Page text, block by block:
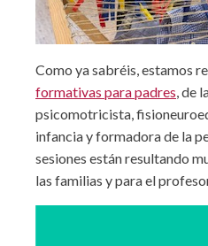
Como ya sabréis, estamos
formativas para padres, de
psicomotricista,
infancia y formadora de la
sesiones están resultando
las familias y para el